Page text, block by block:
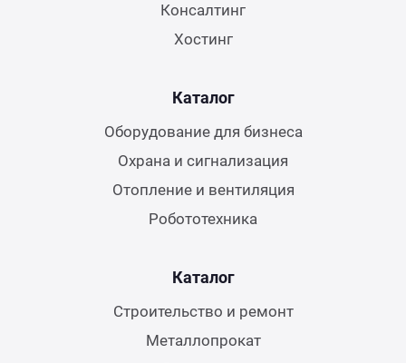
Консалтинг
Хостинг
Каталог
Оборудование для бизнеса
Охрана и сигнализация
Отопление и вентиляция
Робототехника
Каталог
Строительство и ремонт
Металлопрокат